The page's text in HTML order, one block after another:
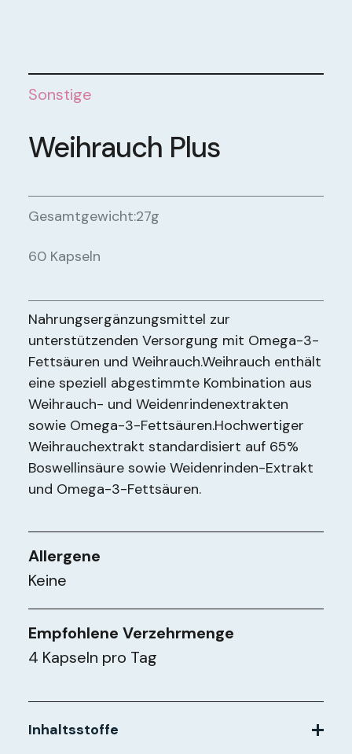
Sonstige
Weihrauch Plus
Gesamtgewicht:27g
60 Kapseln
Nahrungsergänzungsmittel zur
unterstützenden Versorgung mit Omega-3-
Fettsäuren und Weihrauch.Weihrauch enthält
eine speziell abgestimmte Kombination aus
Weihrauch- und Weidenrindenextrakten
sowie Omega-3-Fettsäuren.Hochwertiger
Weihrauchextrakt standardisiert auf 65%
Boswellinsäure sowie Weidenrinden-Extrakt
und Omega-3-Fettsäuren.
Allergene
Keine
Empfohlene Verzehrmenge
4 Kapseln pro Tag
Inhaltsstoffe